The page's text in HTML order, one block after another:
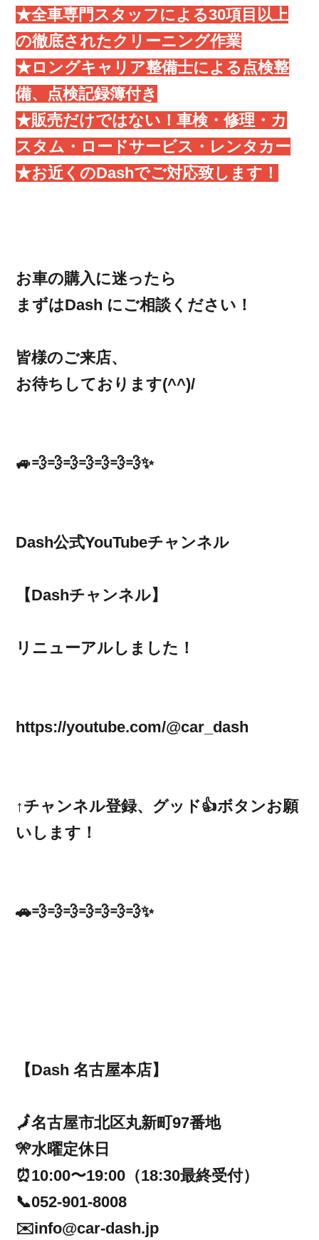
★全車専門スタッフによる30項目以上
の徹底されたクリーニング作業
★ロングキャリア整備士による点検整
備、点検記録簿付き
★販売だけではない！車検・修理・カ
スタム・ロードサービス・レンタカー
★お近くのDashでご対応致します！
お車の購入に迷ったら
まずはDash にご相談ください！
皆様のご来店、
お待ちしております(^^)/
🚙💨💨💨💨💨💨💨✨
Dash公式YouTubeチャンネル
【Dashチャンネル】
リニューアルしました！
https://youtube.com/@car_dash
↑チャンネル登録、グッド👍ボタンお願
いします！
🚗💨💨💨💨💨💨💨✨
【Dash 名古屋本店】
🗾名古屋市北区丸新町97番地
🎌水曜定休日
⏰10:00〜19:00（18:30最終受付）
📞052-901-8008
✉️info@car-dash.jp